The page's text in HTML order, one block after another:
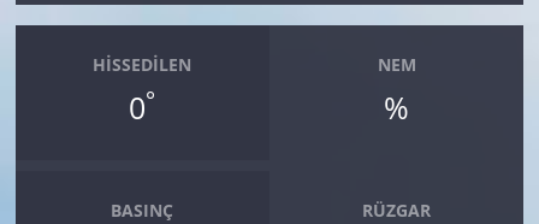
HISSEDILEN
0°
NEM
%
BASINÇ RÜZGAR